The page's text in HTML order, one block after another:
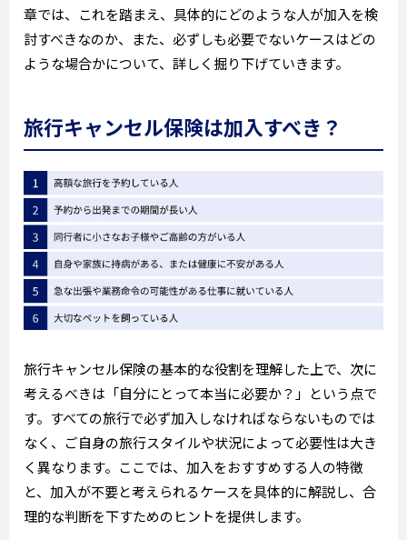
章では、これを踏まえ、具体的にどのような人が加入を検
討すべきなのか、また、必ずしも必要でないケースはどの
ような場合かについて、詳しく掘り下げていきます。
旅行キャンセル保険は加入すべき？
旅行キャンセル保険の基本的な役割を理解した上で、次に
考えるべきは「自分にとって本当に必要か？」という点で
す。すべての旅行で必ず加入しなければならないものでは
なく、ご自身の旅行スタイルや状況によって必要性は大き
く異なります。ここでは、加入をおすすめする人の特徴
と、加入が不要と考えられるケースを具体的に解説し、合
理的な判断を下すためのヒントを提供します。